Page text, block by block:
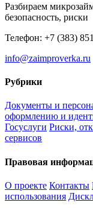
Разбираем
безопасность, риски
Телефон: +7 (383)
info@zaimproverka.ru
Рубрики
Документы и
оформлению и
Госуслуги Риски,
сервисов
Правовая
О проекте Контакты
использования